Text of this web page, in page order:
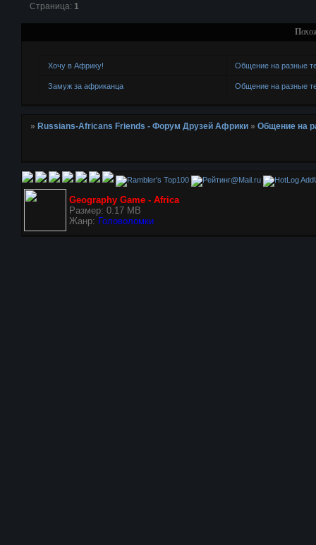
Страница: 1
Хочу в Африку! Общение на разные
Замуж за африканца Общение на разные
» Russians-Africans Friends - Форум Друзей Африки »Общение на
Geography Game - Africa
Размер: 0.17 MB
Жанр: Головоломки